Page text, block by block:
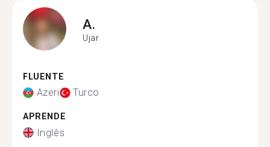
A.
Ujar
FLUENTE
Azeri Turco
APRENDE
Inglês